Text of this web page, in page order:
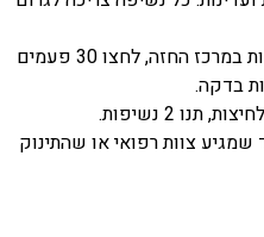
שתי אצבעות במרכז החזה, לחצו 30 פעמים
שמגיע צוות רפואי או שהתינוק